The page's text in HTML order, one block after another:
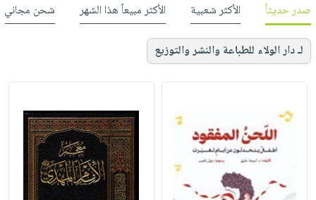
صدر حديثاً الأكثر شعبية الأكثر مبيعاً هذا الشهر شحن مجاني
لـ دار الولاء للطباعة والنشر والتوزيع